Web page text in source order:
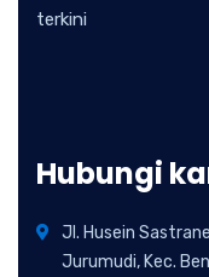
terkini
Hubungi
Jl. Husein
Jurumudi, Kec.